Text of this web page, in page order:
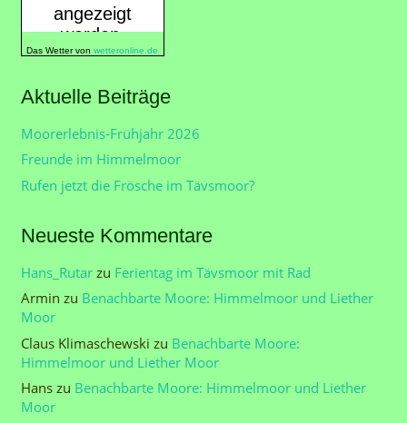
Das Wetter von wetteronline.de
Aktuelle Beiträge
Moorerlebnis-Frühjahr 2026
Freunde im Himmelmoor
Rufen jetzt die Frösche im Tävsmoor?
Neueste Kommentare
Hans_Rutarzu Ferientag im Tävsmoor mit Rad
Armin zu Benachbarte Moore: Himmelmoor und Liether
Moor
Claus Klimaschewski zu Benachbarte Moore:
Himmelmoor und Liether Moor
Hanszu Benachbarte Moore: Himmelmoor und Liether
Moor